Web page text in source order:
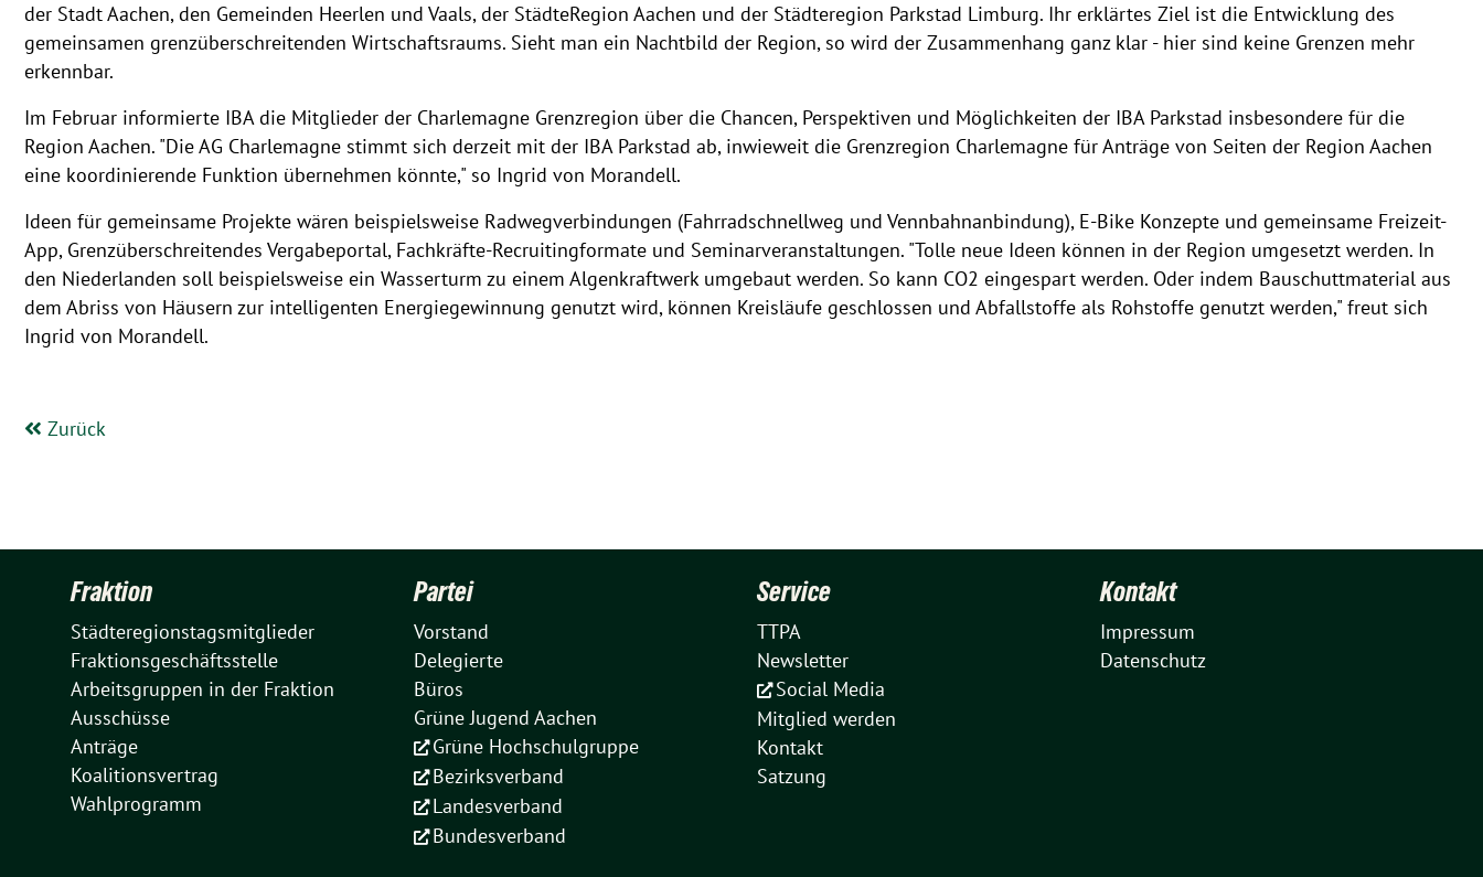
der Stadt Aachen, den Gemeinden Heerlen und Vaals, der StädteRegion Aachen und der Städteregion Parkstad Limburg. Ihr erklärtes Ziel ist die Entwicklung des
gemeinsamen grenzüberschreitenden Wirtschaftsraums. Sieht man ein Nachtbild der Region, so wird der Zusammenhang ganz klar - hier sind keine Grenzen mehr
erkennbar.
Im Februar informierte IBA die Mitglieder der Charlemagne Grenzregion über die Chancen, Perspektiven und Möglichkeiten der IBA Parkstad insbesondere für die
Region Aachen. "Die AG Charlemagne stimmt sich derzeit mit der IBA Parkstad ab, inwieweit die Grenzregion Charlemagne für Anträge von Seiten der Region Aachen
eine koordinierende Funktion übernehmen könnte," so Ingrid von Morandell.
Ideen für gemeinsame Projekte wären beispielsweise Radwegverbindungen (Fahrradschnellweg und Vennbahnanbindung), E-Bike Konzepte und gemeinsame Freizeit-
App, Grenzüberschreitendes Vergabeportal, Fachkräfte-Recruitingformate und Seminarveranstaltungen. "Tolle neue Ideen können in der Region umgesetzt werden. In
den Niederlanden soll beispielsweise ein Wasserturm zu einem Algenkraftwerk umgebaut werden. So kann CO2 eingespart werden. Oder indem Bauschuttmaterial aus
dem Abriss von Häusern zur intelligenten Energiegewinnung genutzt wird, können Kreisläufe geschlossen und Abfallstoffe als Rohstoffe genutzt werden," freut sich
Ingrid von Morandell.
Zurück
Fraktion
Städteregionstagsmitglieder
Fraktionsgeschäftsstelle
Arbeitsgruppen in der Fraktion
Ausschüsse
Anträge
Koalitionsvertrag
Wahlprogramm
Partei
Vorstand
Delegierte
Büros
Grüne Jugend Aachen
Grüne Hochschulgruppe
Bezirksverband
Landesverband
Bundesverband
Service
TTPA
Newsletter
Social Media
Mitglied werden
Kontakt
Satzung
Kontakt
Impressum
Datenschutz